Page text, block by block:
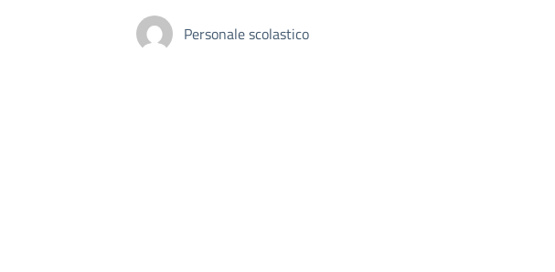
Personale scolastico